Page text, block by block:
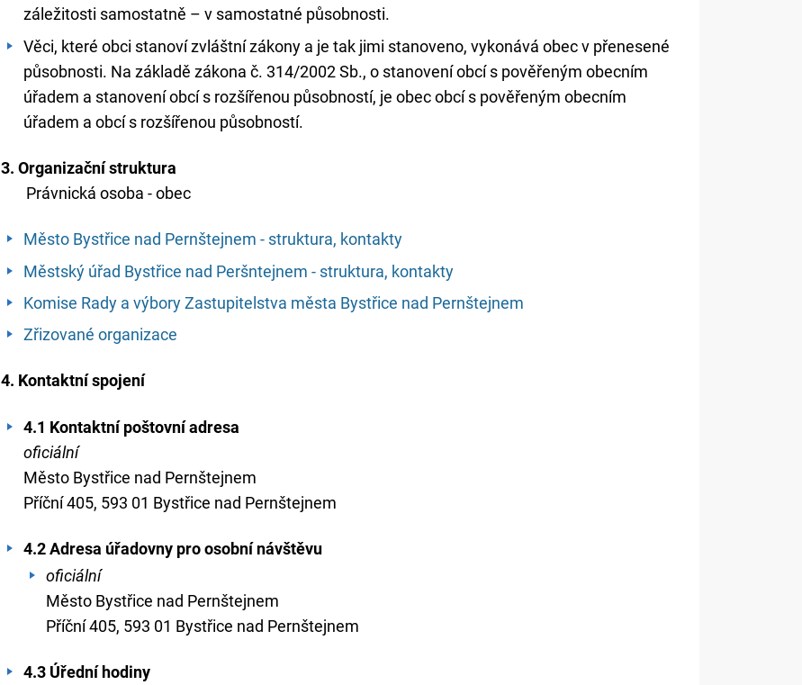
záležitosti samostatně – v samostatné působnosti.
Věci, které obci stanoví zvláštní zákony a je tak jimi stanoveno, vykonává obec v přenesené
působnosti. Na základě zákona č. 314/2002 Sb., o stanovení obcí s pověřeným obecním
úřadem a stanovení obcí s rozšířenou působností, je obec obcí s pověřeným obecním
úřadem a obcí s rozšířenou působností.
3. Organizační struktura
Právnická osoba - obec
Město Bystřice nad Pernštejnem - struktura, kontakty
Městský úřad Bystřice nad Peršntejnem - struktura, kontakty
Komise Rady a výbory Zastupitelstva města Bystřice nad Pernštejnem
Zřizované organizace
4. Kontaktní spojení
4.1 Kontaktní poštovní adresa
oficiální
Město Bystřice nad Pernštejnem
Příční 405, 593 01 Bystřice nad Pernštejnem
4.2 Adresa úřadovny pro osobní návštěvu
oficiální
Město Bystřice nad Pernštejnem
Příční 405, 593 01 Bystřice nad Pernštejnem
4.3 Úřední hodiny